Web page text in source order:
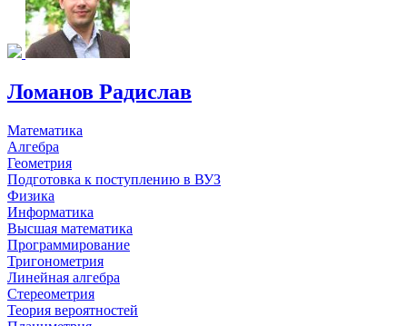
Ломанов Радислав
Математика
Алгебра
Геометрия
Подготовка к поступлению в ВУЗ
Физика
Информатика
Высшая математика
Программирование
Тригонометрия
Линейная алгебра
Стереометрия
Теория вероятностей